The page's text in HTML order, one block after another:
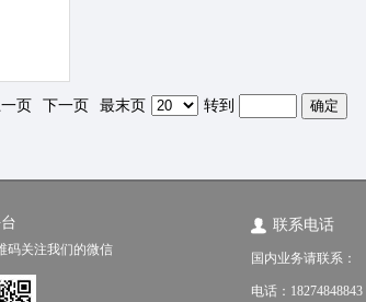
页 下一页 最末页 转到
码关注我们的微信
联系电话
国内业务请联系：
电话：